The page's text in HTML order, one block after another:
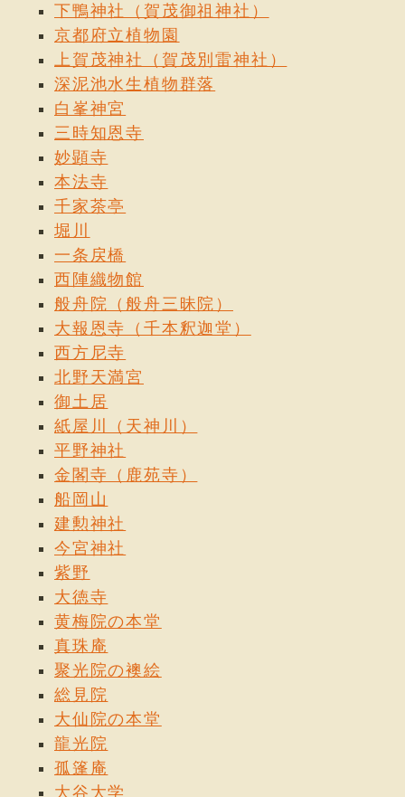
下鴨神社（賀茂御祖神社）
京都府立植物園
上賀茂神社（賀茂別雷神社）
深泥池水生植物群落
白峯神宮
三時知恩寺
妙顕寺
本法寺
千家茶亭
堀川
一条戻橋
西陣織物館
般舟院（般舟三昧院）
大報恩寺（千本釈迦堂）
西方尼寺
北野天満宮
御土居
紙屋川（天神川）
平野神社
金閣寺（鹿苑寺）
船岡山
建勲神社
今宮神社
紫野
大徳寺
黄梅院の本堂
真珠庵
聚光院の襖絵
総見院
大仙院の本堂
龍光院
孤篷庵
大谷大学